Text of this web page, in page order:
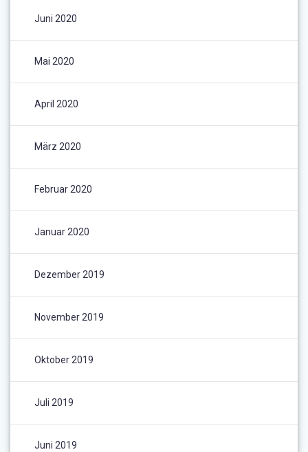
Juni 2020
Mai 2020
April 2020
März 2020
Februar 2020
Januar 2020
Dezember 2019
November 2019
Oktober 2019
Juli 2019
Juni 2019